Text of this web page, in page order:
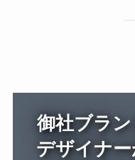
御社ブラ
デザイナ